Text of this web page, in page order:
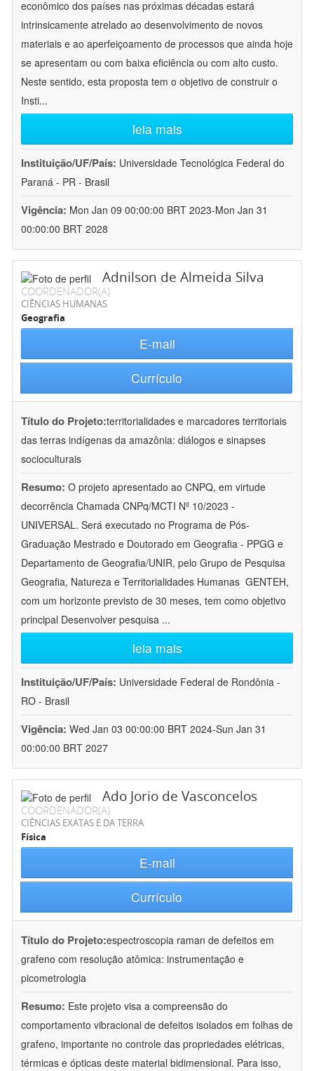
econômico dos países nas próximas décadas estará
intrinsicamente atrelado ao desenvolvimento de novos
materiais e ao aperfeiçoamento de processos que ainda hoje
se apresentam ou com baixa eficiência ou com alto custo.
Neste sentido, esta proposta tem o objetivo de construir o
Insti...
leia mais
Instituição/UF/País: Universidade Tecnológica Federal do
Paraná - PR - Brasil
Vigência: Mon Jan 09 00:00:00 BRT 2023-Mon Jan 31
00:00:00 BRT 2028
Adnilson de Almeida Silva
COORDENADOR(A)
CIÊNCIAS HUMANAS
Geografia
E-mail
Currículo
Título do Projeto:territorialidades e marcadores territoriais
das terras indígenas da amazônia: diálogos e sinapses
socioculturais
Resumo: O projeto apresentado ao CNPQ, em virtude
decorrência Chamada CNPq/MCTI Nº 10/2023 -
UNIVERSAL. Será executado no Programa de Pós-
Graduação Mestrado e Doutorado em Geografia - PPGG e
Departamento de Geografia/UNIR, pelo Grupo de Pesquisa
Geografia, Natureza e Territorialidades Humanas  GENTEH,
com um horizonte previsto de 30 meses, tem como objetivo
principal Desenvolver pesquisa ...
leia mais
Instituição/UF/País: Universidade Federal de Rondônia -
RO - Brasil
Vigência: Wed Jan 03 00:00:00 BRT 2024-Sun Jan 31
00:00:00 BRT 2027
Ado Jorio de Vasconcelos
COORDENADOR(A)
CIÊNCIAS EXATAS E DA TERRA
Física
E-mail
Currículo
Título do Projeto:espectroscopia raman de defeitos em
grafeno com resolução atômica: instrumentação e
picometrologia
Resumo: Este projeto visa a compreensão do
comportamento vibracional de defeitos isolados em folhas de
grafeno, importante no controle das propriedades elétricas,
térmicas e ópticas deste material bidimensional. Para isso,